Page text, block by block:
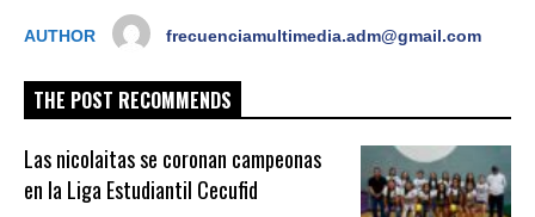
AUTHOR frecuenciamultimedia.adm@gmail.com
THE POST RECOMMENDS
Las nicolaitas se coronan campeonas
en la Liga Estudiantil Cecufid